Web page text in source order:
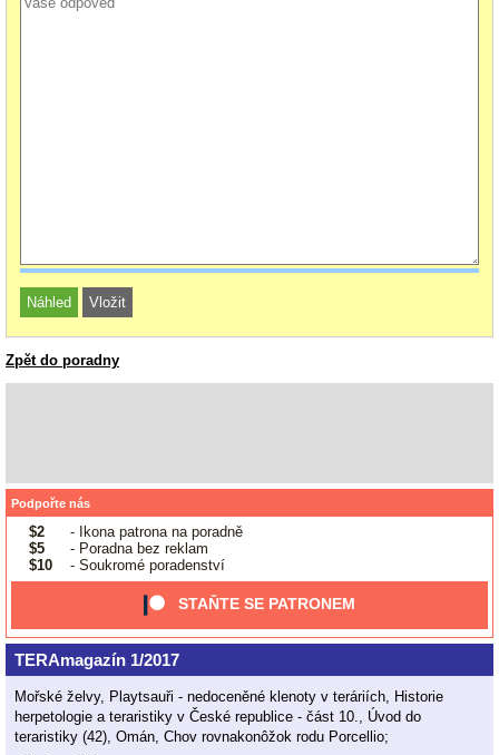
Zpět do poradny
Podpořte nás
$2
- Ikona patrona na poradně
$5
- Poradna bez reklam
$10
- Soukromé poradenství
STAŇTE SE PATRONEM
TERAmagazín 1/2017
Mořské želvy, Playtsauři - nedoceněné klenoty v teráriích, Historie
herpetologie a teraristiky v České republice - část 10., Úvod do
teraristiky (42), Omán, Chov rovnakonôžok rodu Porcellio;